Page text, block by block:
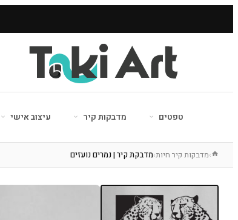
טפטים מדבקות קיר עיצוב אישי
›מדבקות קיר חיות›מדבקת קיר | נמרים נועזים